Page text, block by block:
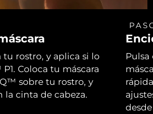
tu rostro, y aplica si lo
Coloca tu máscara
sobre tu rostro, y
la cinta de cabeza.